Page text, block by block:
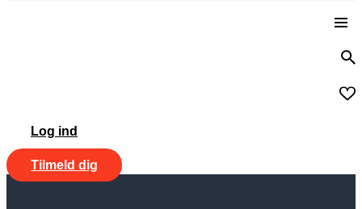
Log ind
Tilmeld dig